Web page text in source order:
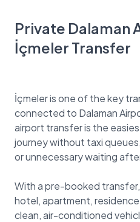
Private Dalaman
İçmeler Transfer
İçmeler is one of the key
connected to Dalaman
airport transfer is the
journey without taxi
or unnecessary waiting
With a pre-booked
hotel, apartment,
clean, air-conditioned